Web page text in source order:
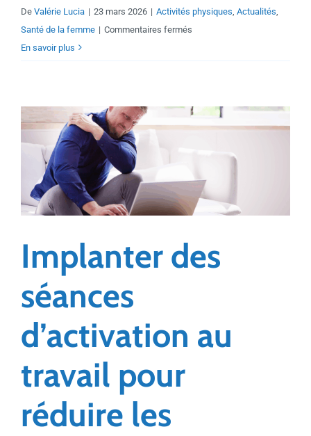
De Valérie Lucia | 23 mars 2026 | Activités physiques Actualités
Santé de la femme | Commentaires fermés
et
ménopause
En savoir plus
Implanter des
séances
d’activation au
travail pour
réduire les